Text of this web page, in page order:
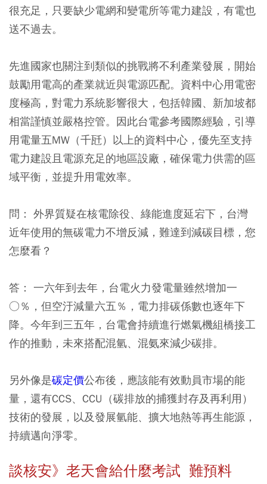
很充足，只要缺少電網和變電所等電力建設，有電也
送不過去。
先進國家也關注到類似的挑戰將不利產業發展，開始
鼓勵用電高的產業就近與電源匹配。資料中心用電密
度極高，對電力系統影響很大，包括韓國、新加坡都
相當謹慎並嚴格控管。因此台電參考國際經驗，引導
用電量五MW（千瓩）以上的資料中心，優先至支持
電力建設且電源充足的地區設廠，確保電力供需的區
域平衡，並提升用電效率。
問： 外界質疑在核電除役、綠能進度延宕下，台灣
近年使用的無碳電力不增反減，難達到減碳目標，您
怎麼看？
答：
一六年到去年，台電火力發電量雖然增加一
○％，但空汙減量六五％，電力排碳係數也逐年下
降。今年到三五年，台電會持續進行燃氣機組橋接工
作的推動，未來搭配混氫、混氨來減少碳排。
另外像是碳定價公布後，應該能有效動員市場的能
量，還有CCS、CCU（碳排放的捕獲封存及再利用）
技術的發展，以及發展氫能、擴大地熱等再生能源，
持續邁向淨零。
談核安》老天會給什麼考試 難預料